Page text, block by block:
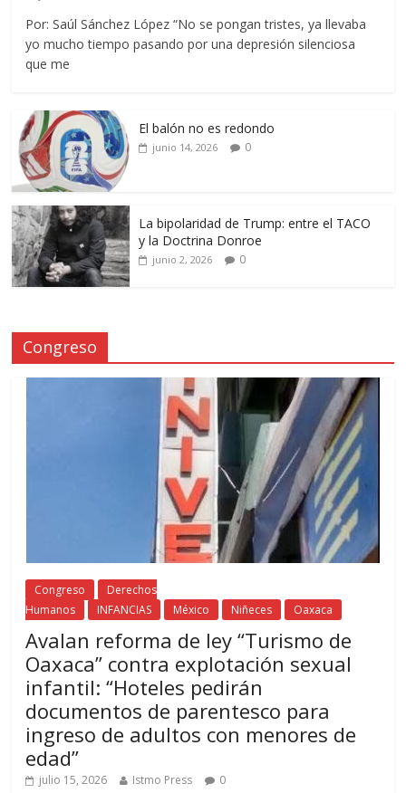
Por: Saúl Sánchez López “No se pongan tristes, ya llevaba
yo mucho tiempo pasando por una depresión silenciosa
que me
El balón no es redondo
junio 14, 2026 0
La bipolaridad de Trump: entre el TACO
y la Doctrina Donroe
junio 2, 2026 0
Congreso
Congreso
Derechos
Humanos
INFANCIAS México Niñeces Oaxaca
Avalan reforma de ley “Turismo de
Oaxaca” contra explotación sexual
infantil: “Hoteles pedirán
documentos de parentesco para
ingreso de adultos con menores de
edad”
julio 15, 2026 Istmo Press 0